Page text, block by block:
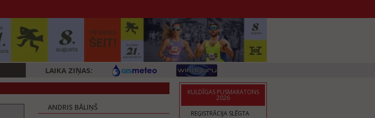
LAIKA ZIŅAS:
ANDRIS BĀLIŅŠ
KULDĪGAS PUSMARATONS
2026
REĢISTRĀCIJA SLĒGTA